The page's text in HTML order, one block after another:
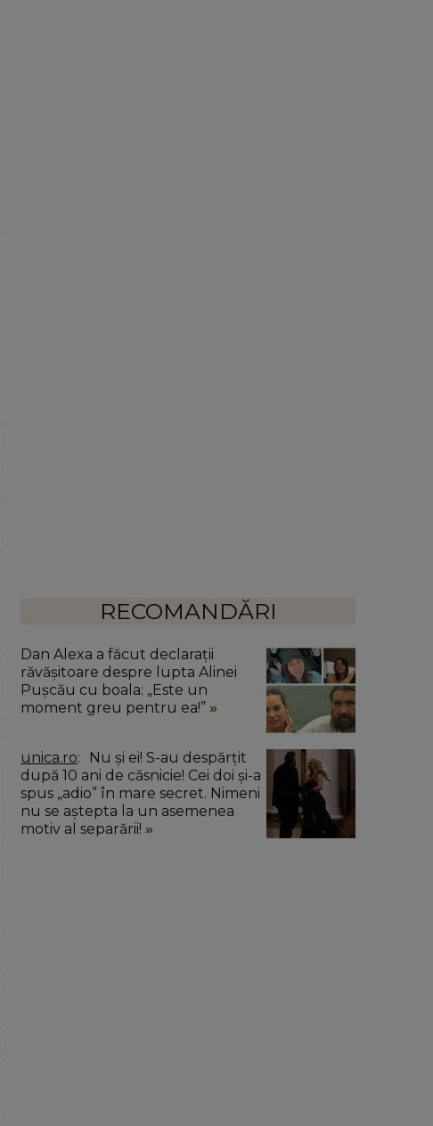
RECOMANDĂRI
Dan Alexa a făcut declarații
răvășitoare despre lupta Alinei
Pușcău cu boala: „Este un
moment greu pentru ea!”
unica.ro
după 10 ani de căsnicie! Cei doi și-a
spus „adio” în mare secret. Nimeni
nu se aștepta la un asemenea
motiv al separării!